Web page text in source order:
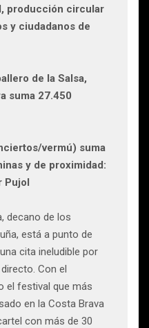
producción circular
y ciudadanos de
de la Salsa,
suma 27.450
vermú) suma
y de proximidad:
Pujol
decano de los
está a punto de
cita ineludible por
Con el
el festival que más
en la Costa Brava
con más de 30